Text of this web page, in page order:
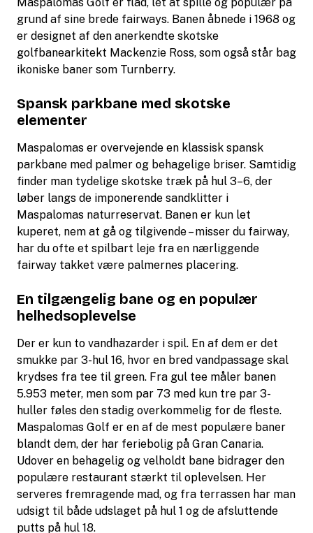
Maspalomas Golf er flad, let at spille og populær på
grund af sine brede fairways. Banen åbnede i 1968 og
er designet af den anerkendte skotske
golfbanearkitekt Mackenzie Ross, som også står bag
ikoniske baner som Turnberry.
Spansk parkbane med skotske
elementer
Maspalomas er overvejende en klassisk spansk
parkbane med palmer og behagelige briser. Samtidig
finder man tydelige skotske træk på hul 3–6, der
løber langs de imponerende sandklitter i
Maspalomas naturreservat. Banen er kun let
kuperet, nem at gå og tilgivende – misser du fairway,
har du ofte et spilbart leje fra en nærliggende
fairway takket være palmernes placering.
En tilgængelig bane og en populær
helhedsoplevelse
Der er kun to vandhazarder i spil. En af dem er det
smukke par 3-hul 16, hvor en bred vandpassage skal
krydses fra tee til green. Fra gul tee måler banen
5.953 meter, men som par 73 med kun tre par 3-
huller føles den stadig overkommelig for de fleste.
Maspalomas Golf er en af de mest populære baner
blandt dem, der har feriebolig på Gran Canaria.
Udover en behagelig og velholdt bane bidrager den
populære restaurant stærkt til oplevelsen. Her
serveres fremragende mad, og fra terrassen har man
udsigt til både udslaget på hul 1 og de afsluttende
putts på hul 18.